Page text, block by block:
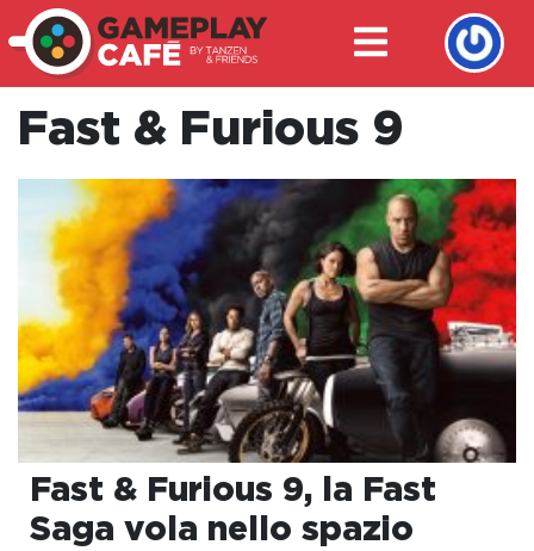
Fast & Furious 9
Fast & Furious 9, la Fast
Saga vola nello spazio